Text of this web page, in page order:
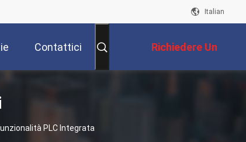
Italian
Contattici Richiedere Un
Preventivo
PLC Integrata